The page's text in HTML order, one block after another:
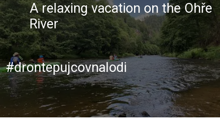
A relaxing vacation on the Ohře
River
#drontepujcovnalodi